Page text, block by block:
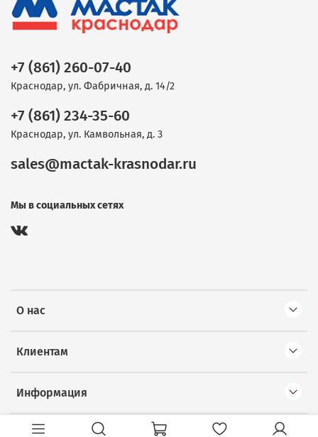
О нас
Клиентам
Информация
+7 (861) 260-07-40
Краснодар, ул. Фабричная, д. 14/2
+7 (861) 234-35-60
Краснодар, ул. Камвольная, д. 3
sales@mactak-krasnodar.ru
Мы в социальных сетях